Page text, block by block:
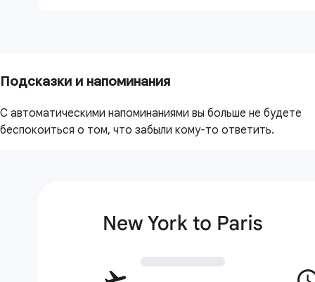
Подсказки и напоминания
С автоматическими напоминаниями вы больше не будете
беспокоиться о том, что забыли кому-то ответить.